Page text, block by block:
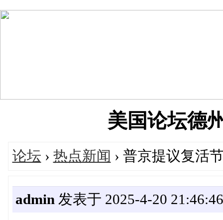
美国论坛德
论坛 › 热点新闻 › 普京提议复活
admin 发表于 2025-4-20 21:46:46